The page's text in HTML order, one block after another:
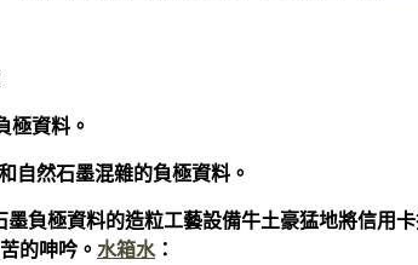
極資料。
自然石墨混雜的負極資料。
石墨負極資料的造粒工藝設備牛土豪猛地將信用
的呻吟。 水箱水：